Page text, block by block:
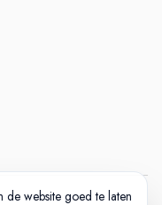
website goed te laten